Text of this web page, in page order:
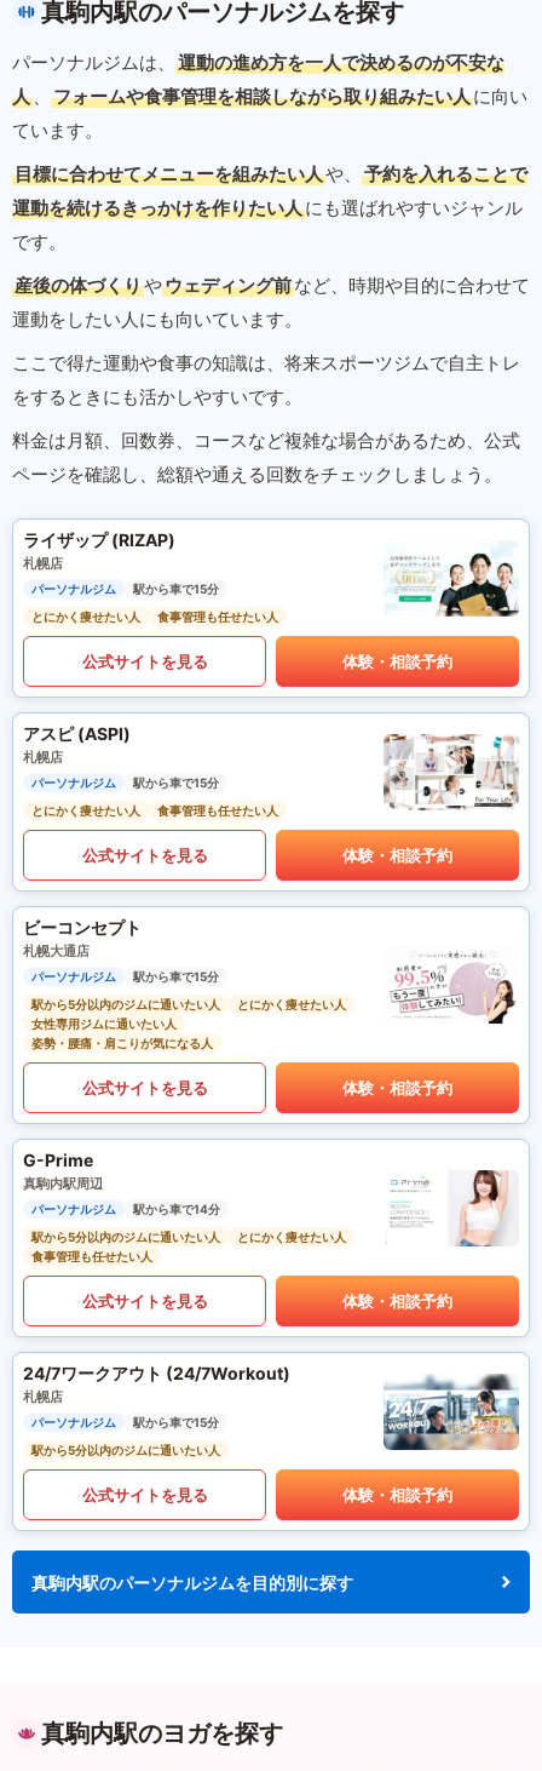
真駒内駅のパーソナルジムを探す
パーソナルジムは、
運動の進め方を一人で決めるのが不安な
人 、 フォームや食事管理を相談しながら取り組みたい人に向い
ています。
目標に合わせてメニューを組みたい人や、
予約を入れることで
運動を続けるきっかけを作りたい人にも選ばれやすいジャンル
です。
産後の体づくりやウェディング前など、時期や目的に合わせて
運動をしたい人にも向いています。
ここで得た運動や食事の知識は、将来スポーツジムで自主トレ
をするときにも活かしやすいです。
料金は月額、回数券、コースなど複雑な場合があるため、公式
ページを確認し、総額や通える回数をチェックしましょう。
ライザップ (RIZAP)
札幌店
パーソナルジム
駅から車で15分
とにかく痩せたい人
食事管理も任せたい人
公式サイトを見る 体験・相談予約
アスピ (ASPI)
札幌店
パーソナルジム
駅から車で15分
とにかく痩せたい人
食事管理も任せたい人
公式サイトを見る 体験・相談予約
ビーコンセプト
札幌大通店
パーソナルジム
駅から車で15分
駅から5分以内のジムに通いたい人
とにかく痩せたい人
女性専用ジムに通いたい人
姿勢・腰痛・肩こりが気になる人
公式サイトを見る 体験・相談予約
G-Prime
真駒内駅周辺
パーソナルジム
駅から車で14分
駅から5分以内のジムに通いたい人
とにかく痩せたい人
食事管理も任せたい人
公式サイトを見る 体験・相談予約
24/7ワークアウト (24/7Workout)
札幌店
パーソナルジム
駅から車で15分
駅から5分以内のジムに通いたい人
公式サイトを見る 体験・相談予約
真駒内駅のパーソナルジムを目的別に探す
真駒内駅のヨガを探す